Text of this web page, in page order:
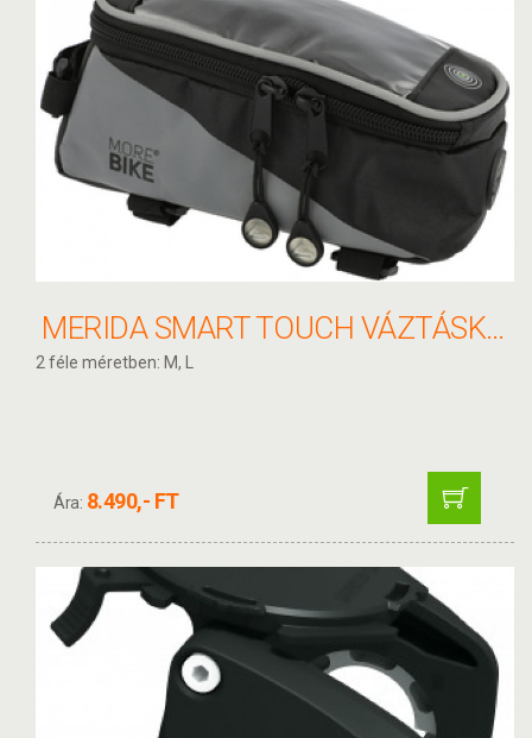
MERIDA SMART TOUCH VÁZTÁSKA TELEFONTARTÓVAL
2 féle méretben: M, L
Ára: 8.490,- FT